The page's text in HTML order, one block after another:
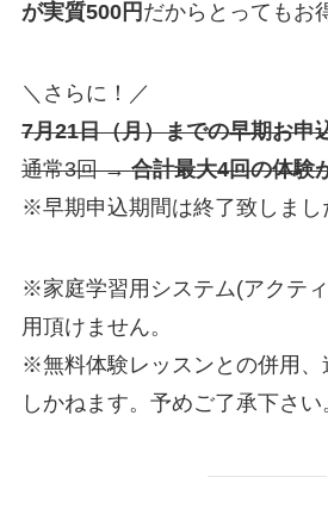
が実質500円 だからとってもお
＼さらに！／
7月21日（月）までの早期お申
通常3回 →合計最大4回の体験
※早期申込期間は終了致しまし
※家庭学習用システム(アクテ
用頂けません。
※無料体験レッスンとの併用、
しかねます。予めご了承下さい